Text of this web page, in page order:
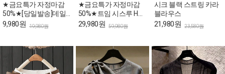
★금요특가 자정마감
50%★[당일발송]데일
리 베스트 레이어드 반
9,980원 19,980원
★금요특가 자정마감
50%★트임 시스루 H라
인 페미닌 스커트
29,980원 59,980원
시크 블랙 스트링 카라
블라우스
21,980원 23,580원